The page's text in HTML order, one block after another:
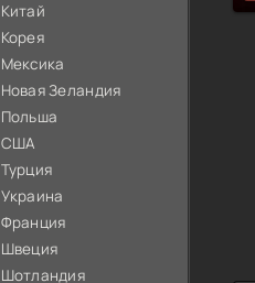
Китай
Корея
Мексика
Новая Зеландия
Польша
США
Турция
Украина
Франция
Швеция
Шотландия